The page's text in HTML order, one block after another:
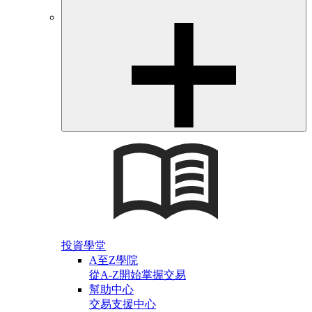
投資學堂
A至Z學院
從A-Z開始掌握交易
幫助中心
交易支援中心